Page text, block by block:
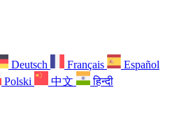
Deutsch Français
Español
Polski 中文 हिन्दी